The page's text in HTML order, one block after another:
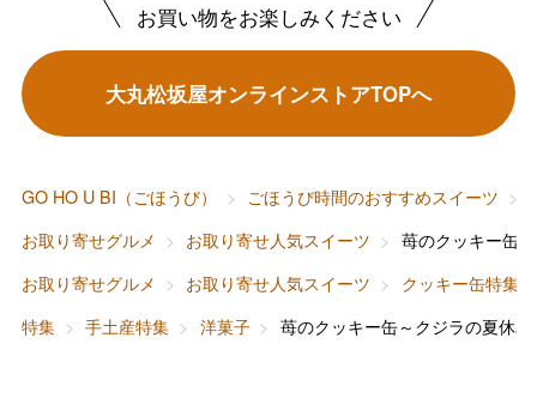
お買い物をお楽しみください
大丸松坂屋オンラインストアTOPへ
GO HO U BI（ごほうび） ごほうび時間のおすすめスイーツ
お取り寄せグルメ
お取り寄せ人気スイーツ
苺のクッキー缶
お取り寄せグルメ
お取り寄せ人気スイーツ
クッキー缶特集
特集
手土産特集 洋菓子 苺のクッキー缶～クジラの夏休み
フード＆スイーツ
ビューティー
ホーム＆インテリア
ベビー＆キッズ
大丸・松坂屋のギフト
結婚内祝い
お香典返し
快気祝い
ホワイトデー
母の日
お中元
敬老の日